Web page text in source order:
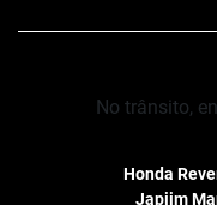
No trânsito,